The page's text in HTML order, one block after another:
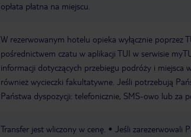
opłata płatna na miejscu.
W rezerwowanym hotelu opieka wyłącznie poprzez
pośrednictwem czatu w aplikacji TUI w serwisie
informacji dotyczących przebiegu podróży i miejsca
również wycieczki fakultatywne. Jeśli potrzebują
Państwa dyspozycji: telefonicznie, SMS-owo lub za
Transfer jest wliczony w cenę.
Jeśli zarezerwowali